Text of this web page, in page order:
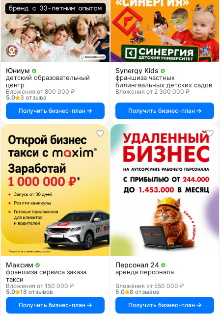
Юниум
детский образовательный
центр
Вложения от 800 000 ₽
5.0
3 отзыва
Получить бизнес-план
Synergy Kids
франшиза частных
билингвальных детских садов
Вложения от 2 300 000 ₽
Получить бизнес-план
Максим
франшиза сервиса заказа
такси
Вложения от 150 000 ₽
5.0
18 отзывов
Получить бизнес-план
Персонал 24
аренда персонала
Вложения от 550 000 ₽
5.0
8 отзывов
Получить бизнес-план